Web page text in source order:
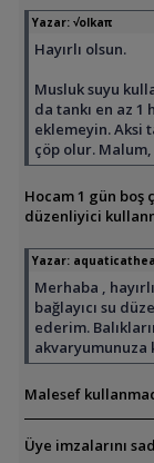
Yazar: √olkaπ
Hayırlı olsun.
Musluk suyu
da tankı en az
eklemeyin. Aksi
çöp olur.
Hocam 1 gün boş
düzenliyici
Yazar:
Merhaba ,
bağlayıcı su
ederim.
akvaryumunuza
Malesef
Üye imzalarını